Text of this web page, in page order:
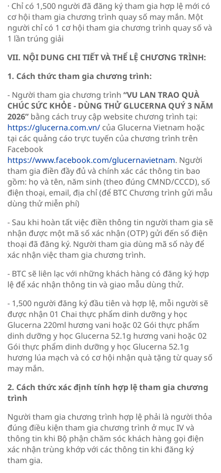
· Chỉ có 1,500 người đã đăng ký tham gia hợp lệ mới có
cơ hội tham gia chương trình quay số may mắn. Một
người chỉ có 1 cơ hội tham gia chương trình quay số và
1 lần trúng giải
VII. NỘI DUNG CHI TIẾT VÀ THỂ LỆ CHƯƠNG TRÌNH:
1. Cách thức tham gia chương trình:
- Người tham gia chương trình “VU LAN TRAO QUÀ
CHÚC SỨC KHỎE - DÙNG THỬ GLUCERNA QUÝ 3 NĂM
2026” bằng cách truy cập website chương trình tại:
https://glucerna.com.vn/ của Glucerna Vietnam hoặc
tại các quảng cáo trực tuyến của chương trình trên
Facebook
https://www.facebook.com/glucernavietnam. Người
tham gia điền đầy đủ và chính xác các thông tin bao
gồm: họ và tên, năm sinh (theo đúng CMND/CCCD), số
điện thoại, email, địa chỉ (để BTC Chương trình gửi mẫu
dùng thử miễn phí)
- Sau khi hoàn tất việc điền thông tin người tham gia sẽ
nhận được một mã số xác nhận (OTP) gửi đến số điện
thoại đã đăng ký. Người tham gia dùng mã số này để
xác nhận việc tham gia chương trình.
- BTC sẽ liên lạc với những khách hàng có đăng ký hợp
lệ để xác nhận thông tin và giao mẫu dùng thử.
- 1,500 người đăng ký đầu tiên và hợp lệ, mỗi người sẽ
được nhận 01 Chai thực phẩm dinh dưỡng y học
Glucerna 220ml hương vani hoặc 02 Gói thực phẩm
dinh dưỡng y học Glucerna 52.1g hương vani hoặc 02
Gói thực phẩm dinh dưỡng y học Glucerna 52.1g
hương lúa mạch và có cơ hội nhận quà tặng từ quay số
may mắn.
2. Cách thức xác định tính hợp lệ tham gia chương
trình
Người tham gia chương trình hợp lệ phải là người thỏa
đúng điều kiện tham gia chương trình ở mục IV và
thông tin khi Bộ phận chăm sóc khách hàng gọi điện
xác nhận trùng khớp với các thông tin khi đăng ký
tham gia.